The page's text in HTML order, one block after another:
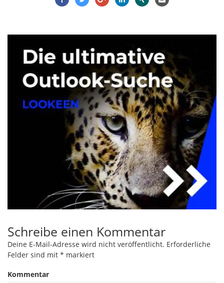
Schreibe einen Kommentar
Deine E-Mail-Adresse wird nicht veröffentlicht. Erforderliche
Felder sind mit * markiert
Kommentar